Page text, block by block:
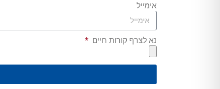
אימייל
נא לצרף קורות חיים